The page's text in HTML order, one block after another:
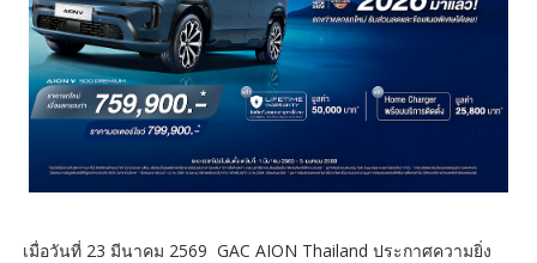
เมื่อวันที่ 23 มีนาคม 2569 GAC AION Thailand ประกาศความยิ่ง